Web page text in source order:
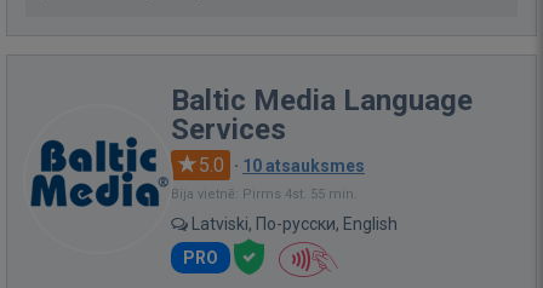
Baltic Media Language
Services
5.0 · 10 atsauksmes
Bija vietnē: Pirms 4st. 55 min.
Latviski, По-русски, English
PRO